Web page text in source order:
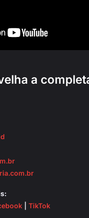
a
TikTok